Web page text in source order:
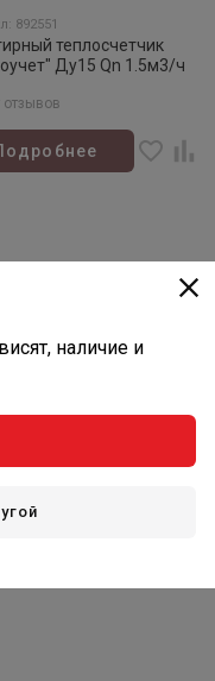
892551
теплосчетчик
Ду15 Qn 1.5м3/ч
отзывов
наличие и